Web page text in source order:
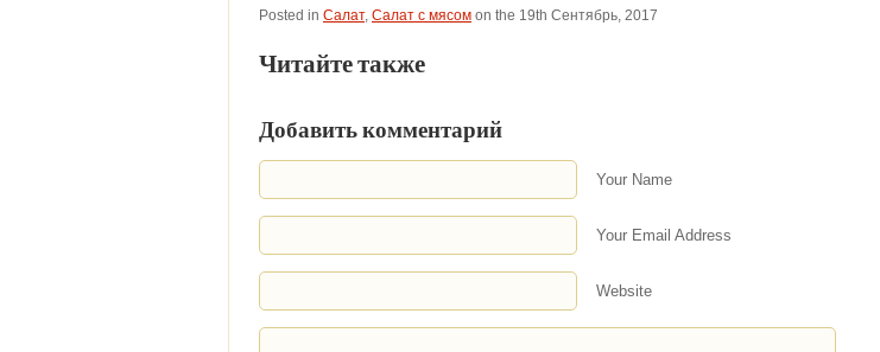
Posted in Салат, Салат с мясом on the 19th Сентябрь, 2017
Читайте также
Добавить комментарий
Your Name
Your Email Address
Website